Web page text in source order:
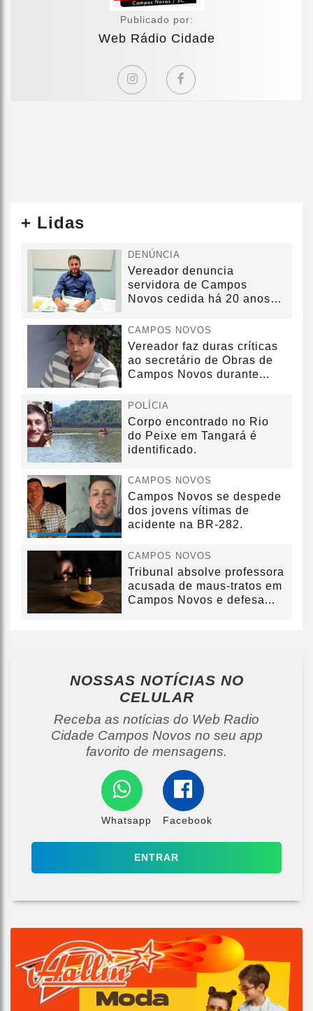
Publicado por:
Web Rádio Cidade
+ Lidas
DENÚNCIA
Vereador denuncia
servidora de Campos
Novos cedida há 20 anos
CAMPOS NOVOS
Vereador faz duras críticas
ao secretário de Obras de
Campos Novos durante...
POLÍCIA
Corpo encontrado no Rio
do Peixe em Tangará é
identificado.
CAMPOS NOVOS
Campos Novos se despede
dos jovens vítimas de
acidente na BR-282.
CAMPOS NOVOS
Tribunal absolve professora
acusada de maus-tratos em
Campos Novos e defesa...
NOSSAS NOTÍCIAS NO
CELULAR
Receba as notícias do Web Radio
Cidade Campos Novos no seu app
favorito de mensagens.
Whatsapp Facebook
ENTRAR